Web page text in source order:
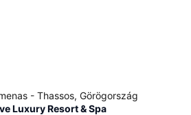
- Thassos, Görögország
Luxury Resort & Spa